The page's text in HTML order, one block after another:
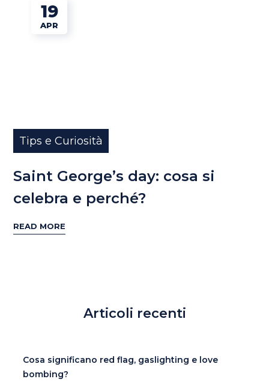
19
APR
Tips e Curiosità
Saint George’s day: cosa si
celebra e perché?
READ MORE
Articoli recenti
Cosa significano red flag, gaslighting e love
bombing?